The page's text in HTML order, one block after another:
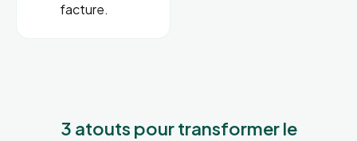
facture.
3 atouts pour transformer le